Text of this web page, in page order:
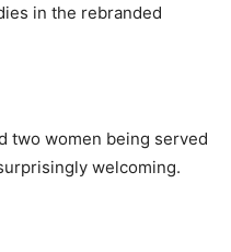
in the rebranded
two women being served
welcoming.